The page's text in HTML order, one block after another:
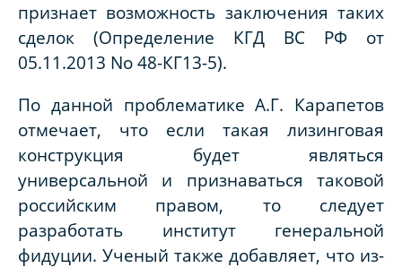
признает возможность заключения таких
сделок (Определение КГД ВС РФ от
05.11.2013 No 48-КГ13-5).
По данной проблематике А.Г. Карапетов
отмечает, что если такая лизинговая
конструкция будет являться
универсальной и признаваться таковой
российским правом, то следует
разработать институт генеральной
фидуции. Ученый также добавляет, что из-